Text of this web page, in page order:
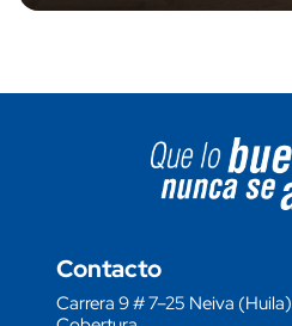
Image block
Contacto
Carrera 9 # 7–25 Neiva (Huila)